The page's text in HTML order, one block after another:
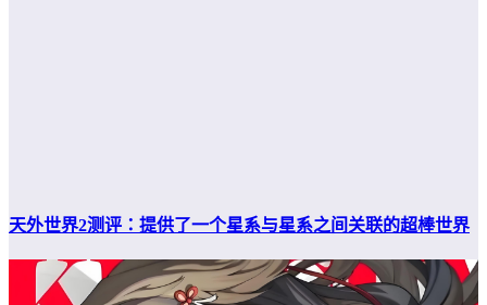
天外世界2测评：提供了一个星系与星系之间关联的超棒世界